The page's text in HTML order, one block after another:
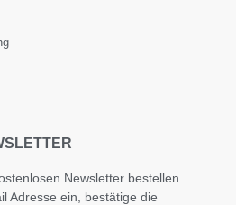
Newsletter bestellen.
Adresse ein, bestätige die